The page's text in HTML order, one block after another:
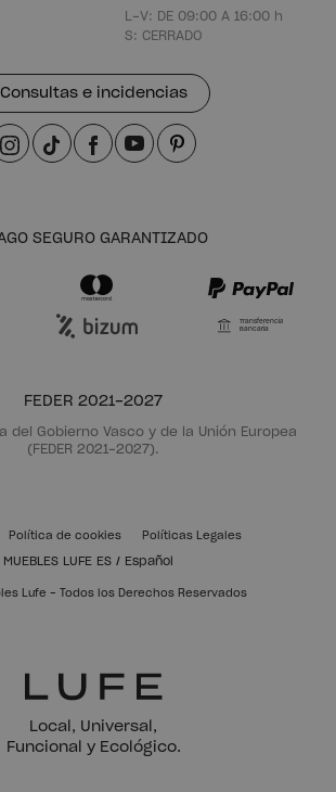
L-V: DE 09:00 A 16:00 h
S: CERRADO
Consultas e incidencias
SEGURO GARANTIZADO
Transferencia
Bancaria
FEDER 2021-2027
del Gobierno Vasco y de la Unión Europea
(FEDER 2021-2027).
Lufe - Todos los Derechos Reservados
Política de cookies Políticas Legales
MUEBLES LUFE ES / Español
Local, Universal,
Funcional y Ecológico.